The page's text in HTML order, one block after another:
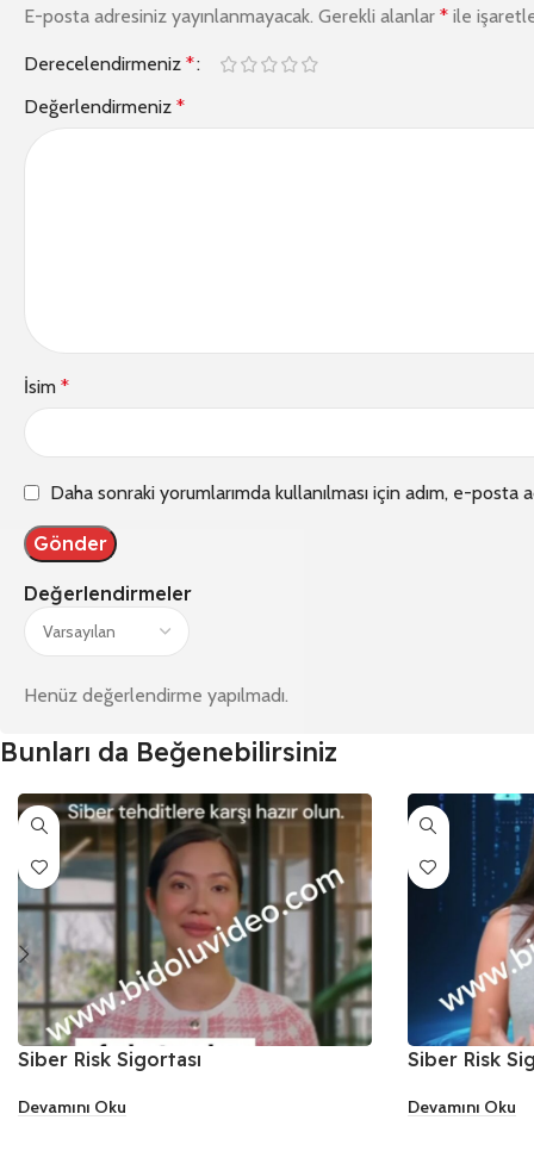
Değerlendirmeler
Henüz değerlendirme yapılmadı.
E-posta adresiniz yayınlanmayacak. Gerekli alanlar * ile
Derecelendirmeniz *
Değerlendirmeniz *
İsim *
Daha sonraki yorumlarımda kullanılması için adım, e-
Bunları da Beğenebilirsiniz
Siber Risk Sigortası
Devamını Oku
Siber Risk
Devamını Oku